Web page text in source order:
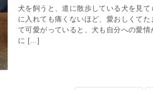
犬を飼うと、道に散歩している犬を見
に入れても痛くないほど、愛おしくて
て可愛がっていると、犬も自分への愛
に […]